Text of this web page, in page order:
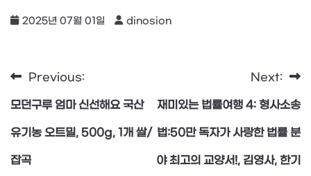
2025년 07월 01일 dinosion
글
탐
색
Previous:
모던구루 엄마 신선해요 국산
유기농 오트밀, 500g, 1개 쌀/
잡곡
Next:
재미있는 법률여행 4: 형사소송
법:50만 독자가 사랑한 법률 분
야 최고의 교양서!, 김영사, 한기